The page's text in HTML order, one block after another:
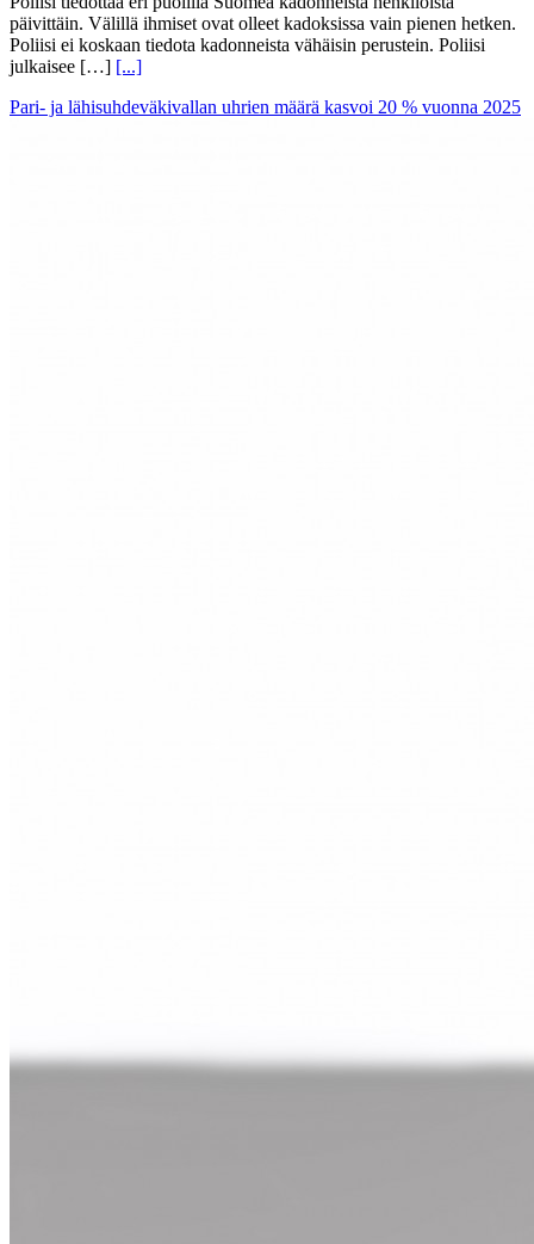
päivittäin. Välillä ihmiset ovat olleet kadoksissa vain pienen hetken.
Poliisi ei koskaan tiedota kadonneista vähäisin perustein. Poliisi
julkaisee […] [...]
Pari- ja lähisuhdeväkivallan uhrien määrä kasvoi 20 % vuonna 2025